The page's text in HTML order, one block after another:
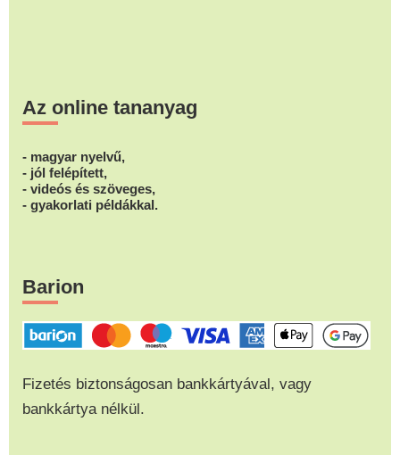
Az online tananyag
- magyar nyelvű,
- jól felépített,
- videós és szöveges,
- gyakorlati példákkal.
Barion
Fizetés biztonságosan bankkártyával, vagy
bankkártya nélkül.